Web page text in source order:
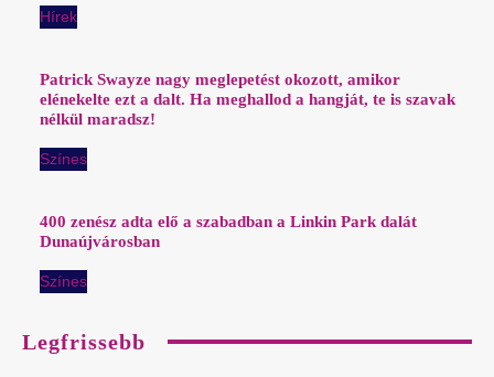
Hírek
Patrick Swayze nagy meglepetést okozott, amikor
elénekelte ezt a dalt. Ha meghallod a hangját, te is szavak
nélkül maradsz!
Színes
400 zenész adta elő a szabadban a Linkin Park dalát
Dunaújvárosban
Színes
Legfrissebb